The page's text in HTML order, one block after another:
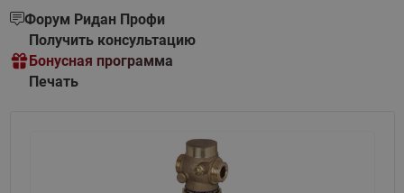
Форум Ридан Профи
Получить консультацию
Бонусная программа
Печать